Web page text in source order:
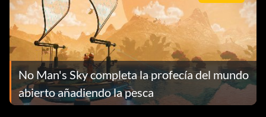
No Man's Sky completa la profecía del mundo
abierto añadiendo la pesca